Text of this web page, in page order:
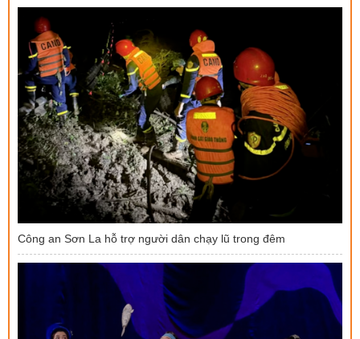
Công an Sơn La hỗ trợ người dân chạy lũ trong đêm